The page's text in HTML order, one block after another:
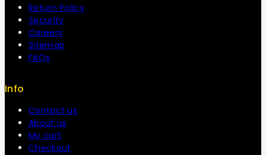
Return Policy
Security
Careers
Sitemap
FAQs
Info
Contact us
About us
My cart
Checkout